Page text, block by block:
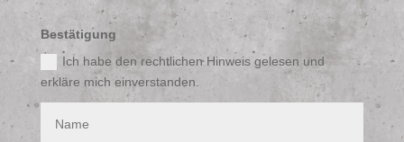
Bestätigung
Ich habe den rechtlichen Hinweis gelesen und
erkläre mich einverstanden.